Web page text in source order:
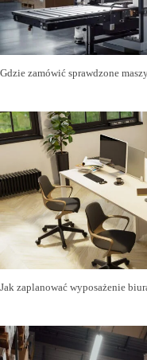
Gdzie zamówić sprawdzone
Jak zaplanować wyposażenie